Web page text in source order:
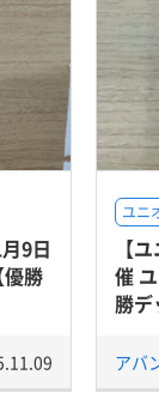
9日
勝
ユニ
【
催
勝デ
アバ